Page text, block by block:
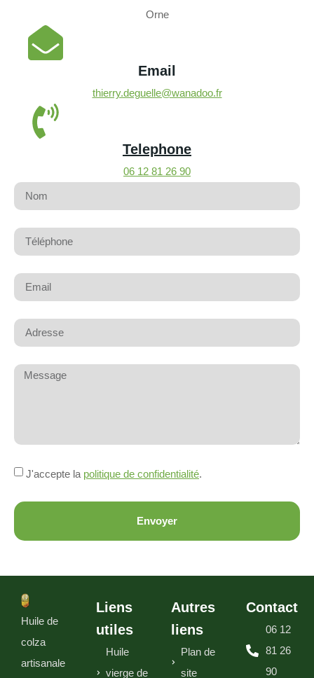
Orne
Email
thierry.deguelle@wanadoo.fr
Telephone
06 12 81 26 90
J'accepte la politique de confidentialité
Envoyer
Huile de
colza
artisanale
Liens
utiles
Huile
vierge de
Autres
liens
Plan de
site
Contact
06 12
81 26
90